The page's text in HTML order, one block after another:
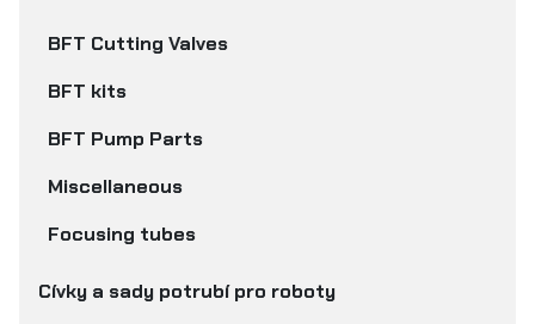
BFT Cutting Valves
BFT kits
BFT Pump Parts
Miscellaneous
Focusing tubes
Cívky a sady potrubí pro roboty